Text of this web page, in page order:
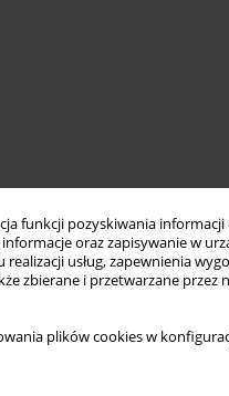
funkcji pozyskiwania
oraz zapisywanie w
usług, zapewnienia
zbierane i przetwarzane przez
plików cookies w